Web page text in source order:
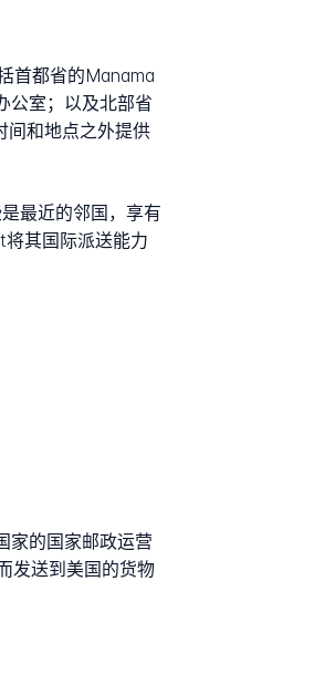
首都省的Manama
公室；以及北部省
间和地点之外提供
最近的邻国，享有
其国际派送能力
家的国家邮政运营
发送到美国的货物